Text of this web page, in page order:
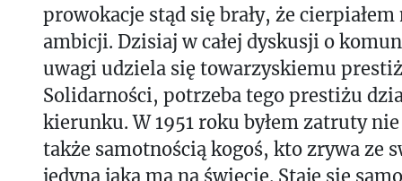
prowokacje stąd się brały, że
ambicji. Dzisiaj w całej dyskusji o
uwagi udziela się towarzyskiemu
Solidarności, potrzeba tego prestiżu
kierunku. W 1951 roku byłem zatruty
także samotnością kogoś, kto zrywa ze
jedyną jaką ma na świecie. Staje się